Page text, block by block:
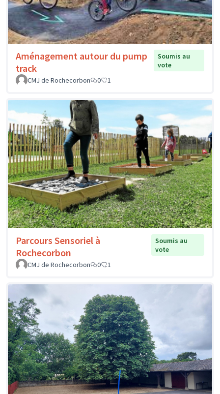
Aménagement autour du pump
track
Soumis au
vote
CMJ de Rochecorbon
0 1
Parcours Sensoriel à
Rochecorbon
Soumis au
vote
CMJ de Rochecorbon
0 1